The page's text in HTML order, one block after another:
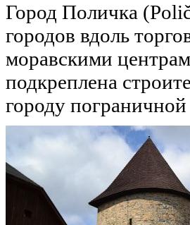
Город Поличка
городов вдоль
моравскими
подкреплена
городу